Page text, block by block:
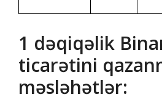
1 dəqiqəlik
ticarətini
məsləhətlər: